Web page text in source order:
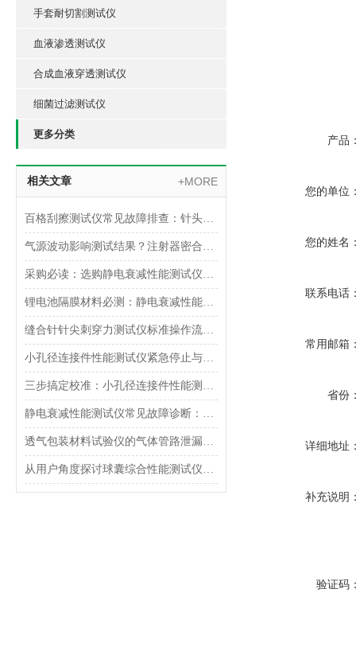
手套耐切割测试仪
血液渗透测试仪
合成血液穿透测试仪
细菌过滤测试仪
更多分类
相关文章 +MORE
百格刮擦测试仪常见故障排查：针头磨损与运动轨迹偏移
气源波动影响测试结果？注射器密合性正压测试仪的稳压设计分析
采购必读：选购静电衰减性能测试仪的5个核心参数与避坑指南
锂电池隔膜材料必测：静电衰减性能测试仪的操作难点突破
缝合针针尖刺穿力测试仪标准操作流程（SOP）及实验员培训要点
小孔径连接件性能测试仪紧急停止与异常状态下的安全复位操作
三步搞定校准：小孔径连接件性能测试仪的每日开机自检流程详解
静电衰减性能测试仪常见故障诊断：充电不稳定与电位漂移排查
透气包装材料试验仪的气体管路泄漏防护与废气排放系统详解
从用户角度探讨球囊综合性能测试仪的故障问题
产品
您的单位
您的姓名
联系电话
常用邮箱
省份
详细地址
补充说明
验证码